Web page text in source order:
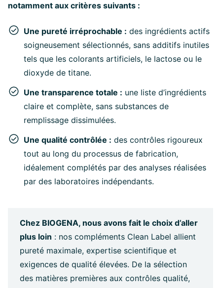
notamment aux critères suivants :
Une pureté irréprochable : des ingrédients actifs
soigneusement sélectionnés, sans additifs inutiles
tels que les colorants artificiels, le lactose ou le
dioxyde de titane.
Une transparence totale : une liste d’ingrédients
claire et complète, sans substances de
remplissage dissimulées.
Une qualité contrôlée : des contrôles rigoureux
tout au long du processus de fabrication,
idéalement complétés par des analyses réalisées
par des laboratoires indépendants.
Chez BIOGENA, nous avons fait le choix d’aller
plus loin : nos compléments Clean Label allient
pureté maximale, expertise scientifique et
exigences de qualité élevées. De la sélection
des matières premières aux contrôles qualité,